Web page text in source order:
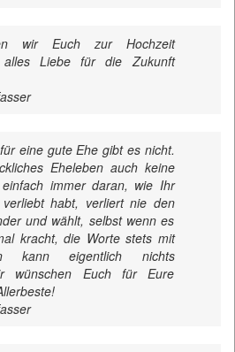
wir Euch zur Hochzeit
alles Liebe für die Zukunft
eine gute Ehe gibt es nicht.
Eheleben auch keine
immer daran, wie Ihr
habt, verliert nie den
und wählt, selbst wenn es
kracht, die Worte stets mit
kann eigentlich nichts
wünschen Euch für Eure